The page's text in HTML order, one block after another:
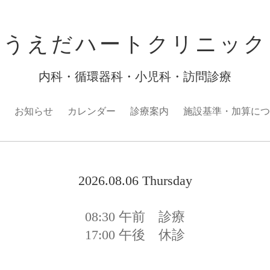
うえだハートクリニック
内科・循環器科・小児科・訪問診療
お知らせ カレンダー 診療案内 施設基準・加算に
2026.08.06 Thursday
08:30 午前 診療
17:00 午後 休診